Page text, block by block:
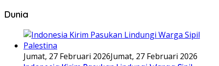
Dunia
Jumat, 27 Februari 2026Jumat, 27 Februari 2026